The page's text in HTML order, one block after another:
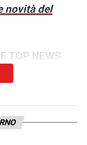
novità del
TOP NEWS